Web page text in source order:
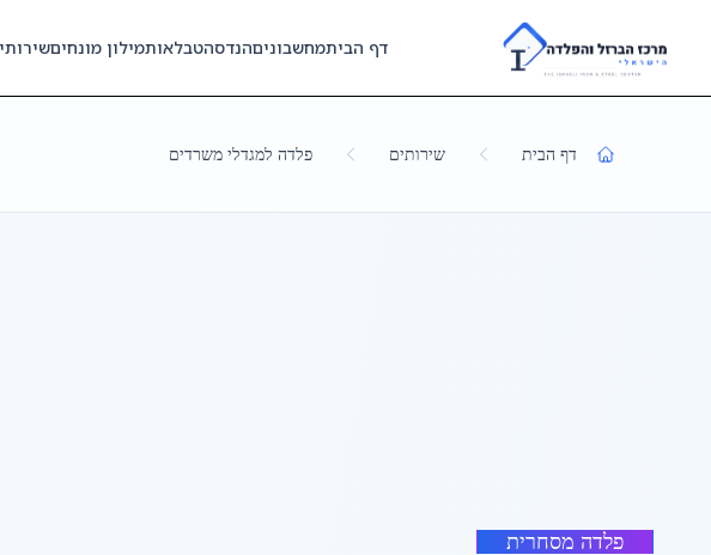
Skip to main content
דף הביתמחשבוניםהנדסהטבלאותמילון מונחים
דף הבית שירותים פלדה למגדלי משרדים
פלדה מסחרית